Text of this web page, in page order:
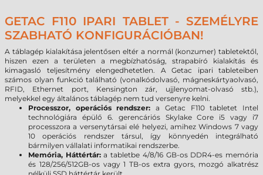
GETAC F110 IPARI TABLET - SZEMÉLYRE
SZABHATÓ KONFIGURÁCIÓBAN!
A táblagép kialakítása jelentősen eltér a normál (konzumer) tabletektől,
hiszen ezen a területen a megbízhatóság, strapabíró kialakítás és
kimagasló teljesítmény elengedhetetlen. A Getac ipari tableteiben
számos olyan funkció található (vonalkódolvasó, mágneskártyaolvasó,
RFID, Ethernet port, Kensington zár, ujjlenyomat-olvasó stb.),
melyekkel egy általános táblagép nem tud versenyre kelni.
Processzor, operációs rendszer: a Getac F110 tabletet Intel
technológiára épülő 6. gerencáriós Skylake Core i5 vagy i7
processzora a versenytársai elé helyezi, amihez Windows 7 vagy
10 operációs rendszer társul, így könnyedén integrálható
bármilyen vállalati informatikai rendszerbe.
Memória, Háttértár:a tabletbe 4/8/16 GB-os DDR4-es memória
és 128/256/512GB-os vagy 1 TB-os extra gyors, mozgó alkatrész